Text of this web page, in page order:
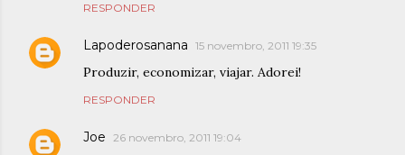
RESPONDER
Lapoderosanana 15 novembro, 2011 19:35
Produzir, economizar, viajar. Adorei!
RESPONDER
Joe 26 novembro, 2011 19:04